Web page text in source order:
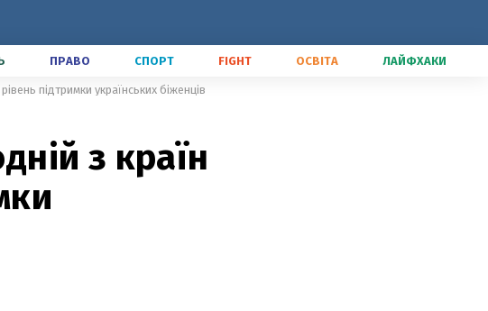
ПРАВО СПОРТ FIGHT ОСВІТА ЛАЙФХАКИ
підтримки українських біженців
з країн